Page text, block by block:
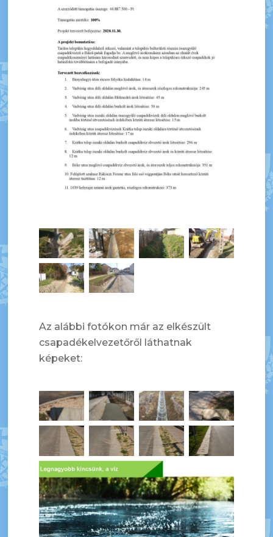
Az alábbi fotókon már az elkészült
csapadékelvezetőről láthatnak
képeket: